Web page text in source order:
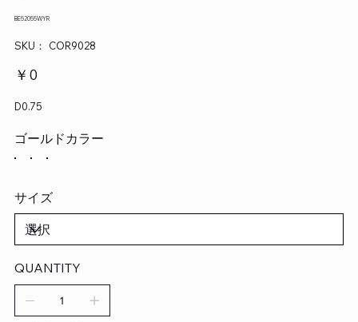
BE52055WYR
SKU：
SKU：
COR9028
価
格
￥0
D0.75
ゴールドカラー
サイズ
QUANTITY